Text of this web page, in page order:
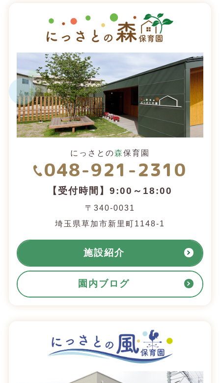
にっさとの森保育園
048-921-2310
【受付時間】9:00～18:00
〒340-0031
埼玉県草加市新里町1148-1
施設紹介
園内ブログ